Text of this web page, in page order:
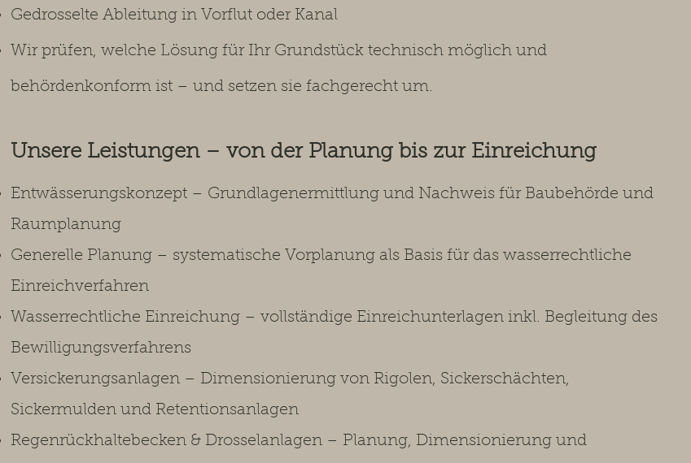
Gedrosselte Ableitung in Vorflut oder Kanal
Wir prüfen, welche Lösung für Ihr Grundstück technisch möglich und
behördenkonform ist – und setzen sie fachgerecht um.
Unsere Leistungen – von der Planung bis zur Einreichung
Entwässerungskonzept – Grundlagenermittlung und Nachweis für Baubehörde und
Raumplanung
Generelle Planung – systematische Vorplanung als Basis für das wasserrechtliche
Einreichverfahren
Wasserrechtliche Einreichung – vollständige Einreichunterlagen inkl. Begleitung des
Bewilligungsverfahrens
Versickerungsanlagen – Dimensionierung von Rigolen, Sickerschächten,
Sickermulden und Retentionsanlagen
Regenrückhaltebecken & Drosselanlagen – Planung, Dimensionierung und